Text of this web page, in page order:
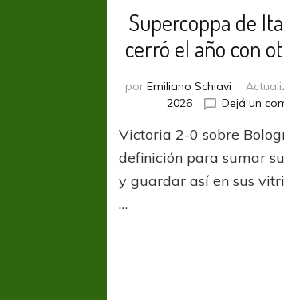
Supercoppa de
cerró el año con
por Emiliano Schiavi
2026
Dejá un
Victoria 2-0 sobre
definición para sumar
y guardar así en sus
…